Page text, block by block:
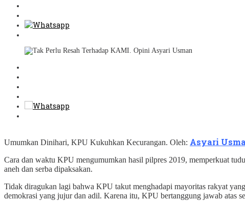
Umumkan Dinihari, KPU Kukuhkan Kecurangan. Oleh: Asyari
Cara dan waktu KPU mengumumkan hasil pilpres 2019, memperkuat
aneh dan serba dipaksakan.
Tidak diragukan lagi bahwa KPU takut menghadapi mayoritas rakyat
demokrasi yang jujur dan adil. Karena itu, KPU bertanggung jawab atas